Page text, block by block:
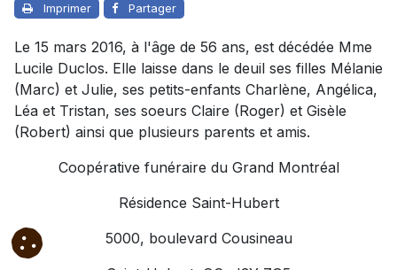
Imprimer Partager
Le 15 mars 2016, à l'âge de 56 ans, est décédée Mme
Lucile Duclos. Elle laisse dans le deuil ses filles Mélanie
(Marc) et Julie, ses petits-enfants Charlène, Angélica,
Léa et Tristan, ses soeurs Claire (Roger) et Gisèle
(Robert) ainsi que plusieurs parents et amis.
Coopérative funéraire du Grand Montréal
Résidence Saint-Hubert
5000, boulevard Cousineau